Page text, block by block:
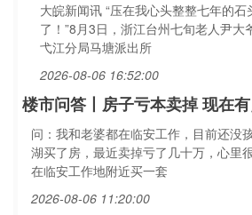
大皖新闻讯 “压在我心头整整七年的
了！”8月3日，浙江台州七旬老人尹大
弋江分局马塘派出所
2026-08-06 16:52:00
楼市问答丨房子亏本卖掉 现在
问：我和老婆都在临安工作，目前还没
湖买了房，最近卖掉亏了几十万，心里
在临安工作地附近买一套
2026-08-06 11:20:00